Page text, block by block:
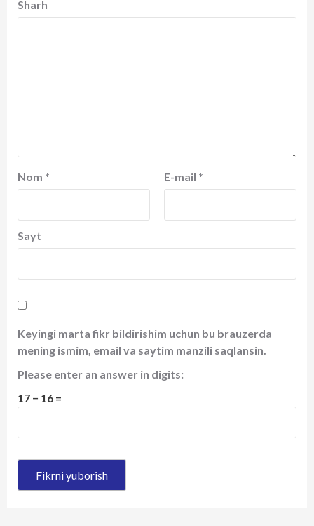
Sharh
Nom * E-mail *
Sayt
Keyingi marta fikr bildirishim uchun bu brauzerda
mening ismim, email va saytim manzili saqlansin.
Please enter an answer in digits:
17 − 16 =